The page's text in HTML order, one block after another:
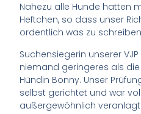
Nahezu alle Hunde hatten
Heftchen, so dass unser
ordentlich was zu
Suchensiegerin unserer
niemand geringeres als
Hündin Bonny. Unser
selbst gerichtet und war
außergewöhnlich